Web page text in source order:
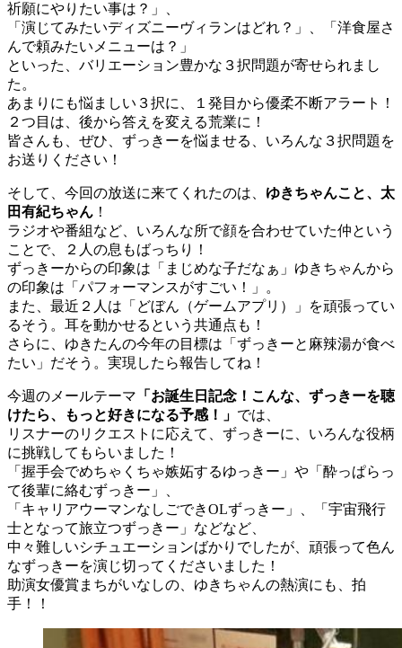
祈願にやりたい事は？」、
「演じてみたいディズニーヴィランはどれ？」、「洋食屋さ
んで頼みたいメニューは？」
といった、バリエーション豊かな３択問題が寄せられまし
た。
あまりにも悩ましい３択に、１発目から優柔不断アラート！
２つ目は、後から答えを変える荒業に！
皆さんも、ぜひ、ずっきーを悩ませる、いろんな３択問題を
お送りください！
そして、今回の放送に来てくれたのは、 ゆきちゃんこと、太
田有紀ちゃん ！
ラジオや番組など、いろんな所で顔を合わせていた仲という
ことで、２人の息もばっちり！
ずっきーからの印象は「まじめな子だなぁ」ゆきちゃんから
の印象は「パフォーマンスがすごい！」。
また、最近２人は「どぼん（ゲームアプリ）」を頑張ってい
るそう。耳を動かせるという共通点も！
さらに、ゆきたんの今年の目標は「ずっきーと麻辣湯が食べ
たい」だそう。実現したら報告してね！
今週のメールテーマ 「お誕生日記念！こんな、ずっきーを聴
けたら、もっと好きになる予感！」 では、
リスナーのリクエストに応えて、ずっきーに、いろんな役柄
に挑戦してもらいました！
「握手会でめちゃくちゃ嫉妬するゆっきー」や「酔っぱらっ
て後輩に絡むずっきー」、
「キャリアウーマンなしごできOLずっきー」、「宇宙飛行
士となって旅立つずっきー」などなど、
中々難しいシチュエーションばかりでしたが、頑張って色ん
なずっきーを演じ切ってくださいました！
助演女優賞まちがいなしの、ゆきちゃんの熱演にも、拍
手！！